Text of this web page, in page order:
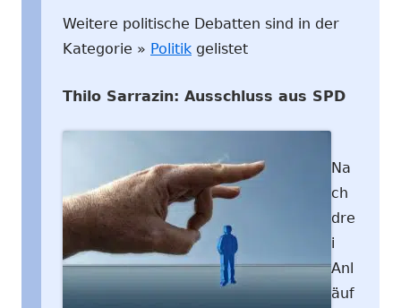
Weitere politische Debatten sind in der
Kategorie » Politik gelistet
Thilo Sarrazin: Ausschluss aus SPD
Na
ch
dre
i
Anl
äuf